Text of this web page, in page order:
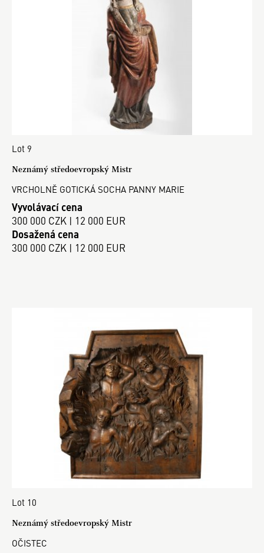
Lot 9
Neznámý středoevropský Mistr
VRCHOLNĚ GOTICKÁ SOCHA PANNY MARIE
Vyvolávací cena
300 000 CZK | 12 000 EUR
Dosažená cena
300 000 CZK | 12 000 EUR
Lot 10
Neznámý středoevropský Mistr
OČISTEC